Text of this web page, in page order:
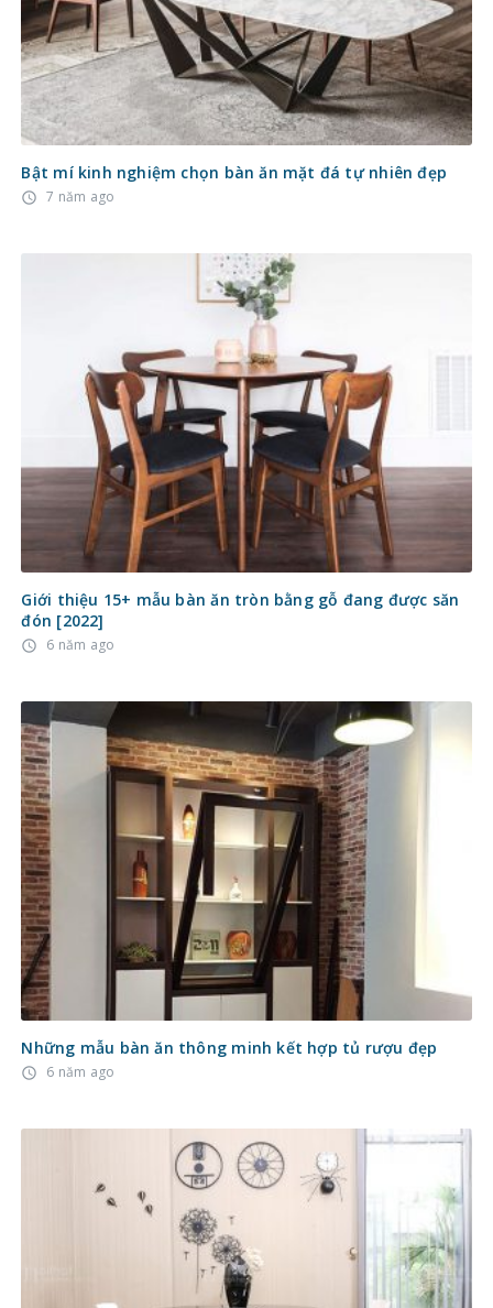
Bật mí kinh nghiệm chọn bàn ăn mặt đá tự nhiên đẹp
access_time 7 năm ago
Giới thiệu 15+ mẫu bàn ăn tròn bằng gỗ đang được săn
đón [2022]
access_time 6 năm ago
Những mẫu bàn ăn thông minh kết hợp tủ rượu đẹp
access_time 6 năm ago